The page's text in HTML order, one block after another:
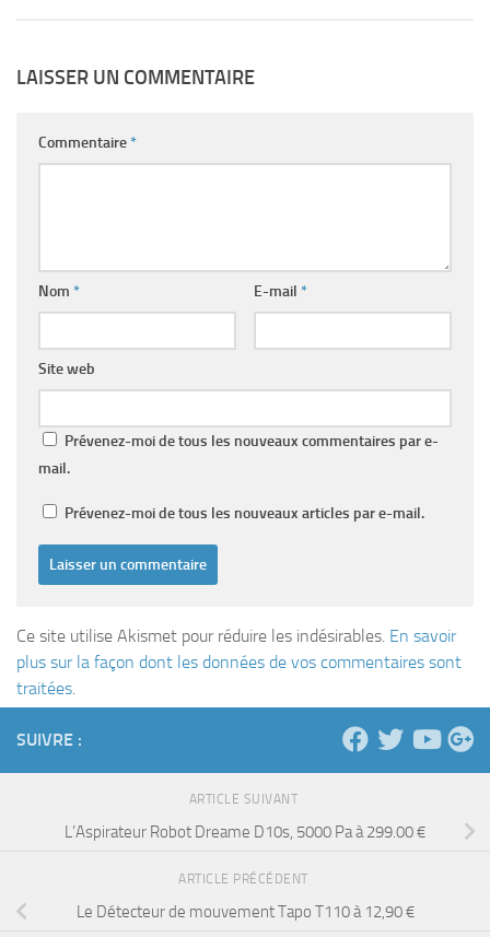
LAISSER UN COMMENTAIRE
Commentaire*
Nom * E-mail *
Site web
Prévenez-moi de tous les nouveaux commentaires par e-
mail.
Prévenez-moi de tous les nouveaux articles par e-mail.
Ce site utilise Akismet pour réduire les indésirables. En savoir
plus sur la façon dont les données de vos commentaires sont
traitées.
SUIVRE :
ARTICLE SUIVANT
L’Aspirateur Robot Dreame D10s, 5000 Pa à 299.00 €
ARTICLE PRÉCÉDENT
Le Détecteur de mouvement Tapo T110 à 12,90 €